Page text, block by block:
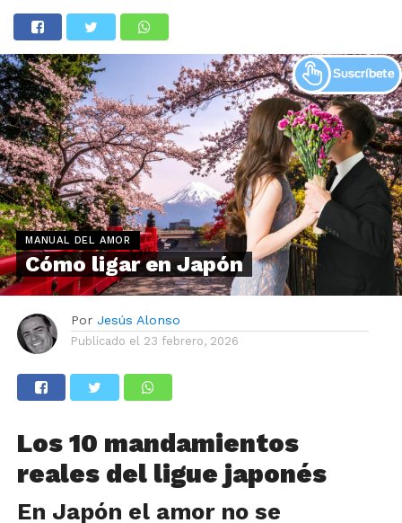
MANUAL DEL AMOR
Cómo ligar en Japón
Por Jesús Alonso
Publicado el 23 febrero, 2026
Los 10 mandamientos
reales del ligue japonés
En Japón el amor no se